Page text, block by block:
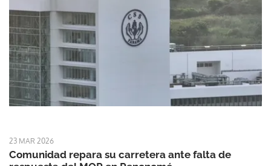
23 MAR 2026
Comunidad repara su carretera ante falta de